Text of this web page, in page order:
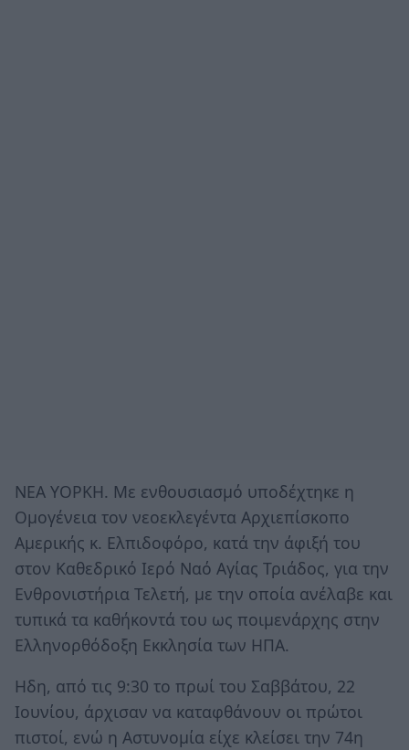
ΝΕΑ ΥΟΡΚΗ. Με ενθουσιασμό υποδέχτηκε η
Ομογένεια τον νεοεκλεγέντα Αρχιεπίσκοπο
Αμερικής κ. Ελπιδοφόρο, κατά την άφιξή του
στον Καθεδρικό Ιερό Ναό Αγίας Τριάδος, για την
Ενθρονιστήρια Τελετή, με την οποία ανέλαβε και
τυπικά τα καθήκοντά του ως ποιμενάρχης στην
Ελληνορθόδοξη Εκκλησία των ΗΠΑ.
Ηδη, από τις 9:30 το πρωί του Σαββάτου, 22
Ιουνίου, άρχισαν να καταφθάνουν οι πρώτοι
πιστοί, ενώ η Αστυνομία είχε κλείσει την 74η